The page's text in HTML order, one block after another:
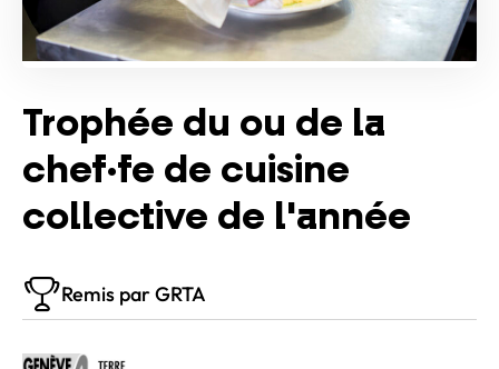
Trophée du ou de la
chef·fe de cuisine
collective de l'année
Remis par GRTA